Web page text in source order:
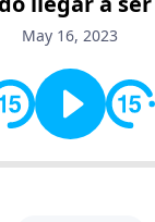
May 16, 2023